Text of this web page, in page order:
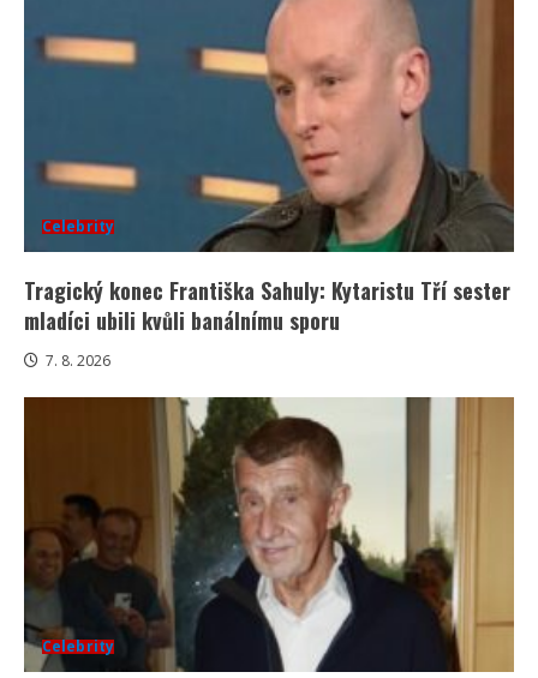
Celebrity
Tragický konec Františka Sahuly: Kytaristu Tří sester
mladíci ubili kvůli banálnímu sporu
7. 8. 2026
Celebrity